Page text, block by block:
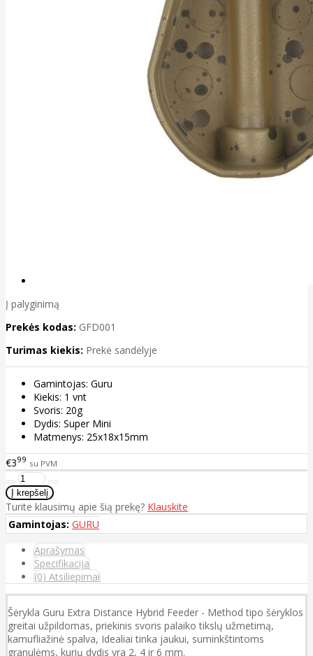
Į palyginimą
Prekės kodas: GFD001
Turimas kiekis: Prekė sandėlyje
Gamintojas: Guru
Kiekis: 1 vnt
Svoris: 20g
Dydis: Super Mini
Matmenys: 25x18x15mm
€399 su PVM
Turite klausimų apie šią prekę? Klauskite
Gamintojas: GURU
Aprašymas
Specifikacija
(0) Atsiliepimai
Šėrykla Guru Extra Distance Hybrid Feeder - Method tipo šėryklos
greitai užpildomas, priekinis svoris palaiko tikslų užmetimą,
kamufliažinė spalva, Idealiai tinka jaukui, suminkštintoms
granulėms, kurių dydis yra 2, 4 ir 6 mm.